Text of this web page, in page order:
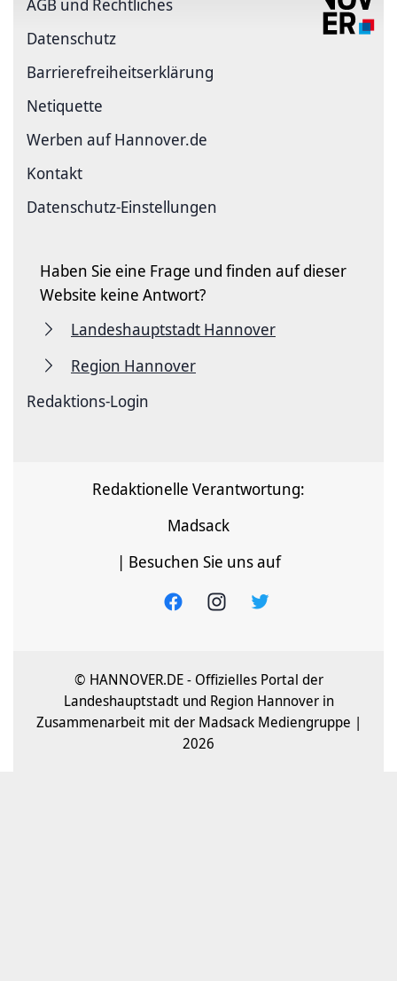
AGB und Rechtliches
Datenschutz
Barriere­freiheits­erklärung
Netiquette
Werben auf Hannover.de
Kontakt
Datenschutz-Einstellungen
Haben Sie eine Frage und finden auf dieser
Website keine Antwort?
Landeshauptstadt Hannover
Region Hannover
Redaktions-Login
Redaktionelle Verantwortung:
Madsack
| Besuchen Sie uns auf
© HANNOVER.DE - Offizielles Portal der
Landeshauptstadt und Region Hannover in
Zusammenarbeit mit der Madsack Mediengruppe |
2026